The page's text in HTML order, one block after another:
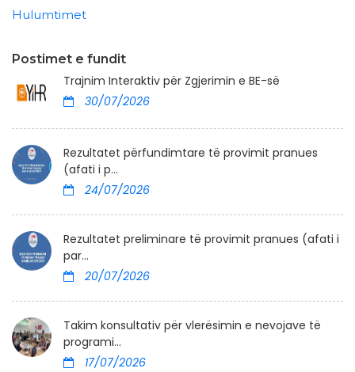
Hulumtimet
Postimet e fundit
Trajnim Interaktiv për Zgjerimin e BE-së
30/07/2026
Rezultatet përfundimtare të provimit pranues
(afati i p...
24/07/2026
Rezultatet preliminare të provimit pranues (afati i
par...
20/07/2026
Takim konsultativ për vlerësimin e nevojave të
programi...
17/07/2026